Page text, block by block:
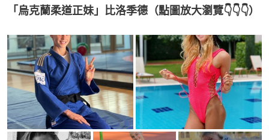
「烏克蘭柔道正妹」比洛季德（點圖放大瀏覽👇👇👇）